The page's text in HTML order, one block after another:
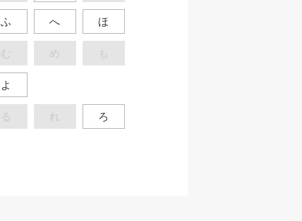
ふ へ ほ
む め も
よ
る れ ろ